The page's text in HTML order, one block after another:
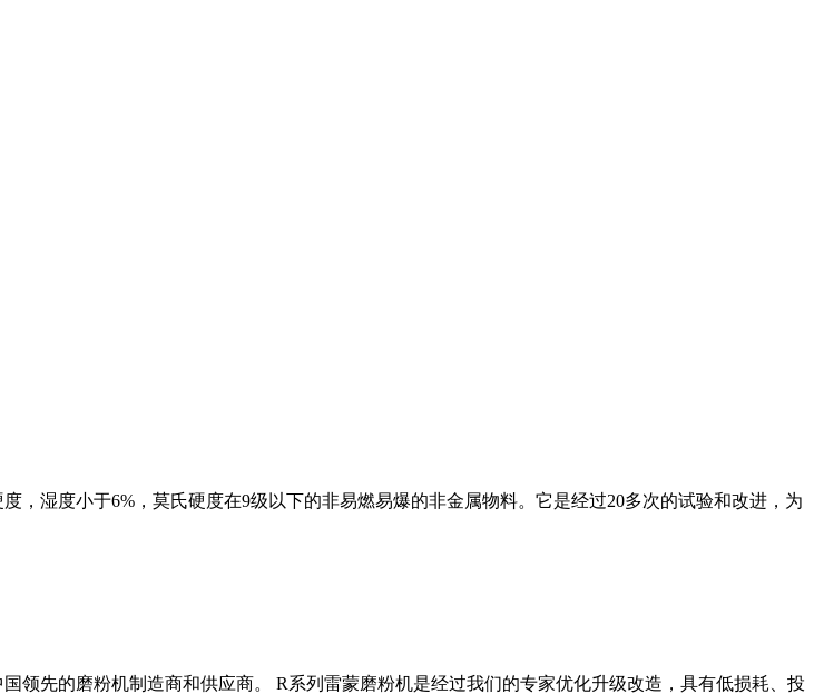
，湿度小于6%，莫氏硬度在9级以下的非易燃易爆的非金属物料。它是经过20多次的试验和改进，为
领先的磨粉机制造商和供应商。 R系列雷蒙磨粉机是经过我们的专家优化升级改造，具有低损耗、投